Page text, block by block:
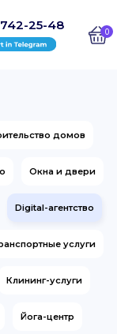
25-48 0
домов
Окна и двери
Digital-агентство
услуги
Клининг-услуги
Йога-центр